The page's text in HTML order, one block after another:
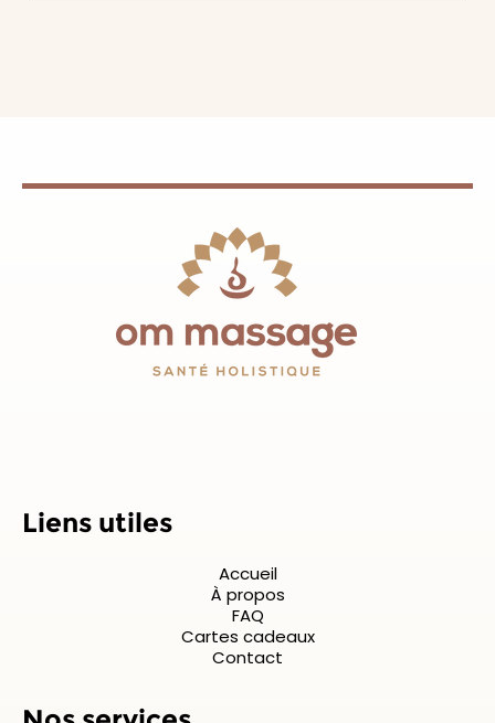
Liens utiles
Accueil
À propos
FAQ
Cartes cadeaux
Contact